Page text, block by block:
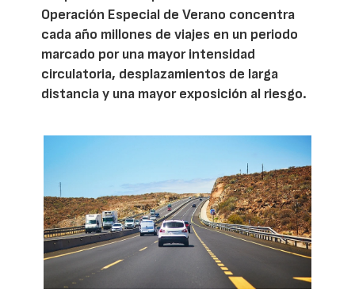
Operación Especial de Verano concentra
cada año millones de viajes en un periodo
marcado por una mayor intensidad
circulatoria, desplazamientos de larga
distancia y una mayor exposición al riesgo.